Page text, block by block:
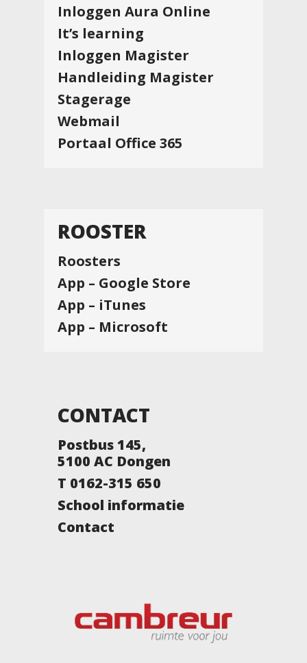
Inloggen Aura Online
It’s learning
Inloggen Magister
Handleiding Magister
Stagerage
Webmail
Portaal Office 365
ROOSTER
Roosters
App – Google Store
App – iTunes
App – Microsoft
CONTACT
Postbus 145,
5100 AC Dongen
T 0162-315 650
School informatie
Contact